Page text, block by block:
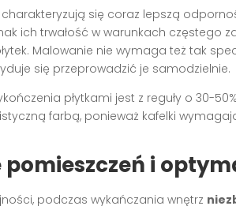
charakteryzują się coraz lepszą
ich trwałość w warunkach częstego
Malowanie nie wymaga też tak
się przeprowadzić je samodzielnie.
płytkami jest z reguły o 30-
farbą, ponieważ kafelki
pomieszczeń i
podczas wykańczania wnętrz